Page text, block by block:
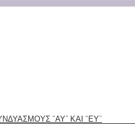
“ΑΥ” ΚΑΙ “ΕΥ”